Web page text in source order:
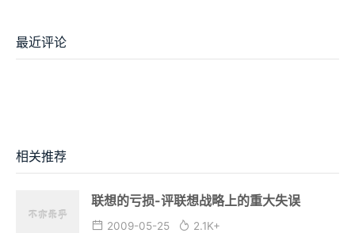
最近评论
相关推荐
联想的亏损-评联想战略上的重大失误
2009-05-25 2.1K+